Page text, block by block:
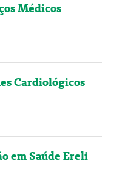
Médicos
Cardiológicos
em Saúde Ereli